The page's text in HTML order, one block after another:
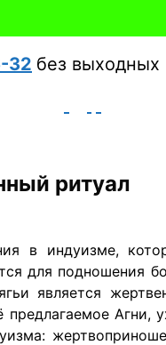
32 без выходных
ритуал
в индуизме,
для подношения
является